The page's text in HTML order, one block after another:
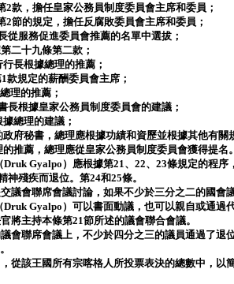
2款，擔任皇家公務員制度委員會主席和委員；
2節的規定，擔任反腐敗委員會主席和委員；
從服務促進委員會推薦的名單中選拔；
二十九條第二款；
長根據總理的推薦；
款規定的薪酬委員會主席；
理的推薦；
長根據皇家公務員制度委員會的建議；
總理的建議；
政府秘書，總理應根據功績和資歷並根據其他有
推薦，總理應從皇家公務員制度委員會獲得提名。
Druk Gyalpo）應根據第21、22、23條規定的程
神殘疾而退位。第24和25條。
議會聯席會議討論，如果不少於三分之二的國會
Druk Gyalpo）可以書面動議，也可以親自或通過
將主持本條第21節所述的議會聯合會議。
會聯席會議上，不少於四分之三的議員通過了退
從該王國所有宗喀格人所投票表決的總數中，以